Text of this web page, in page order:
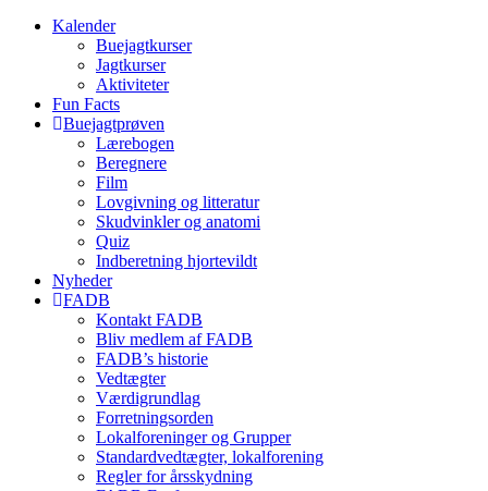
Kalender
Buejagtkurser
Jagtkurser
Aktiviteter
Fun Facts
Buejagtprøven
Lærebogen
Beregnere
Film
Lovgivning og litteratur
Skudvinkler og anatomi
Quiz
Indberetning hjortevildt
Nyheder
FADB
Kontakt FADB
Bliv medlem af FADB
FADB’s historie
Vedtægter
Værdigrundlag
Forretningsorden
Lokalforeninger og Grupper
Standardvedtægter, lokalforening
Regler for årsskydning